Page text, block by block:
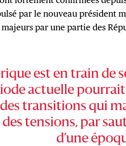
par le nouveau président
par une partie des
est en train
actuelle
transitions qui
tensions, par
d’une